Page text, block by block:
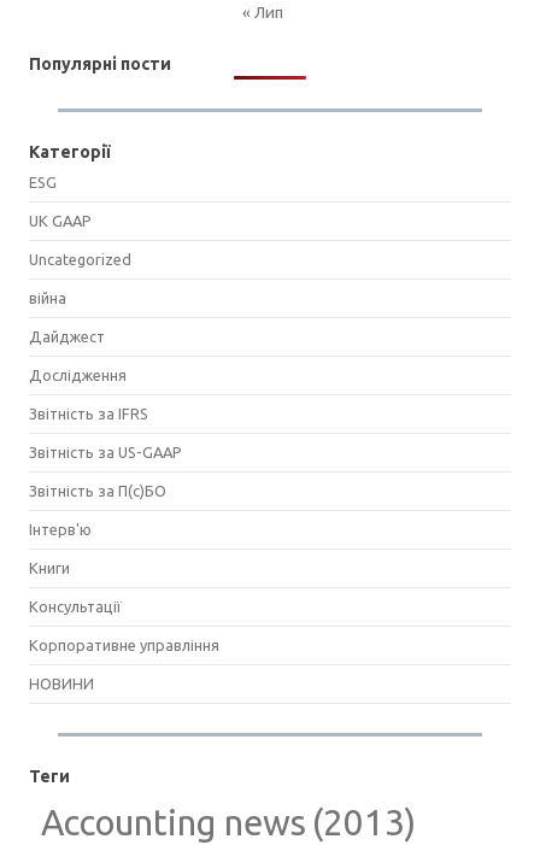
« Лип
Популярні пости
Категорії
ESG
UK GAAP
Uncategorized
війна
Дайджест
Дослідження
Звітність за IFRS
Звітність за US-GAAP
Звітність за П(с)БО
Інтерв'ю
Книги
Консультації
Корпоративне управління
НОВИНИ
Теги
Accounting news (2013)